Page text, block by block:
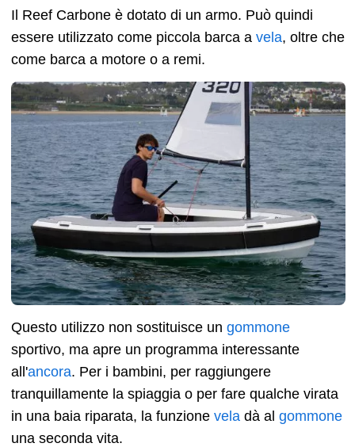
Il Reef Carbone è dotato di un armo. Può quindi
essere utilizzato come piccola barca a vela, oltre che
come barca a motore o a remi.
Questo utilizzo non sostituisce un gommone
sportivo, ma apre un programma interessante
all'ancora. Per i bambini, per raggiungere
tranquillamente la spiaggia o per fare qualche virata
in una baia riparata, la funzione vela dà al gommone
una seconda vita.